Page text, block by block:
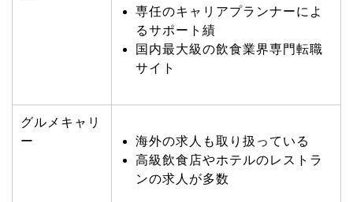
専任のキャリアプランナーによ
るサポート績
国内最大級の飲食業界専門転職
サイト
グルメキャリ
ー
海外の求人も取り扱っている
高級飲食店やホテルのレストラ
ンの求人が多数